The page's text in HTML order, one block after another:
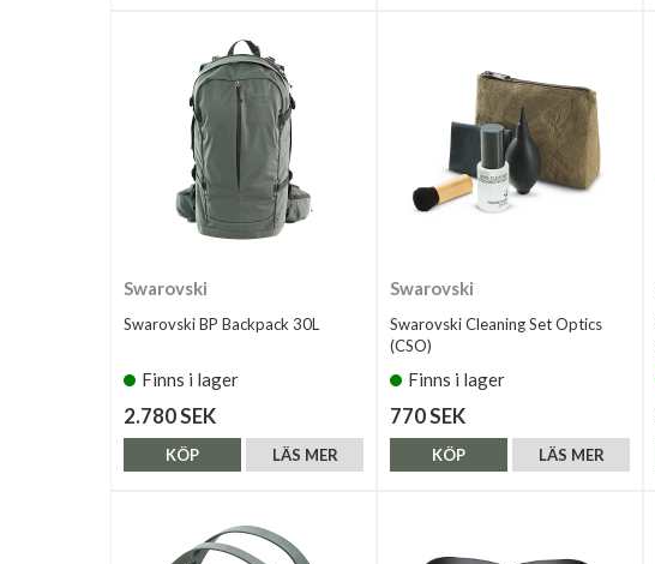
Swarovski
Swarovski BP Backpack 30L
Finns i lager
2.780 SEK
LÄS MER
KÖP
Swarovski
Swarovski Cleaning Set Optics
(CSO)
Finns i lager
770 SEK
LÄS MER
KÖP